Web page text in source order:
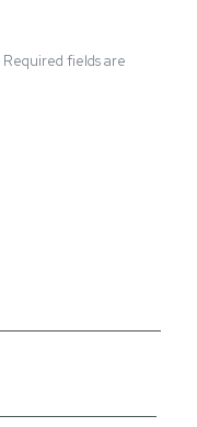
Required fields are